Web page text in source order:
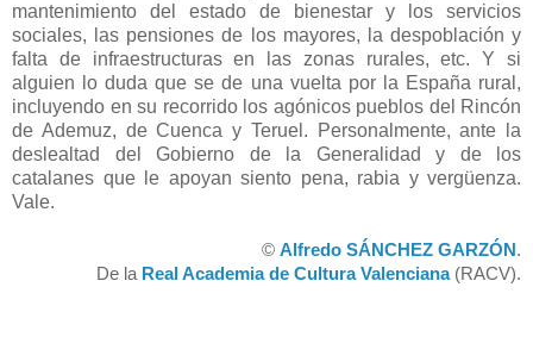
mantenimiento del estado de bienestar y los servicios
sociales, las pensiones de los mayores, la despoblación y
falta de infraestructuras en las zonas rurales, etc. Y si
alguien lo duda que se de una vuelta por la España rural,
incluyendo en su recorrido los agónicos pueblos del Rincón
de Ademuz, de Cuenca y Teruel. Personalmente, ante la
deslealtad del Gobierno de la Generalidad y de los
catalanes que le apoyan siento pena, rabia y vergüenza.
Vale.
© Alfredo SÁNCHEZ GARZÓN .
De la Real Academia de Cultura Valenciana (RACV).